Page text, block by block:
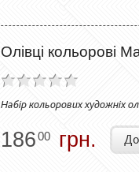
Олівці кольорові
Набір кольорових художніх
18600 грн.